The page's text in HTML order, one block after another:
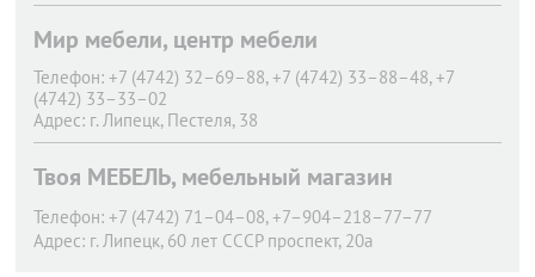
Мир мебели, центр мебели
Телефон: +7 (4742) 32–69–88, +7 (4742) 33–88–48, +7
(4742) 33–33–02
Адрес: г. Липецк, Пестеля, 38
Твоя МЕБЕЛЬ, мебельный магазин
Телефон: +7 (4742) 71–04–08, +7–904–218–77–77
Адрес: г. Липецк, 60 лет СССР проспект, 20а